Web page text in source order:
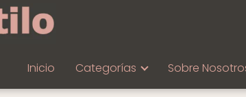
Inicio Categorías Sobre